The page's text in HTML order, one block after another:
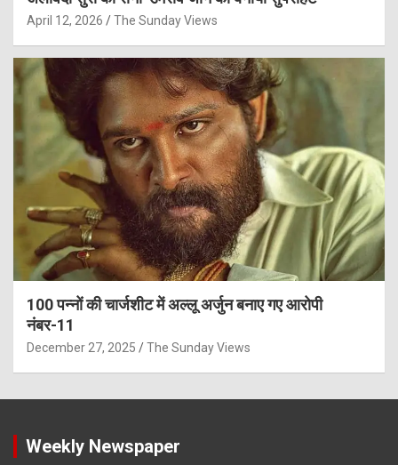
April 12, 2026 The Sunday Views
100 पन्नों की चार्जशीट में अल्लू अर्जुन बनाए गए आरोपी
नंबर-11
December 27, 2025 The Sunday Views
Weekly Newspaper